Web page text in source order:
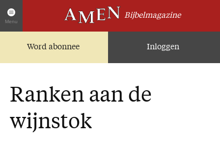
Menu
Bijbelmagazine
Word abonnee Inloggen
Artikelen
Zoek in alle artikelen
Twitter
Facebook
Ranken aan de
wijnstok